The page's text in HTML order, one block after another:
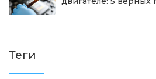
Теги